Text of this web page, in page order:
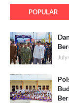
POPULAR
July